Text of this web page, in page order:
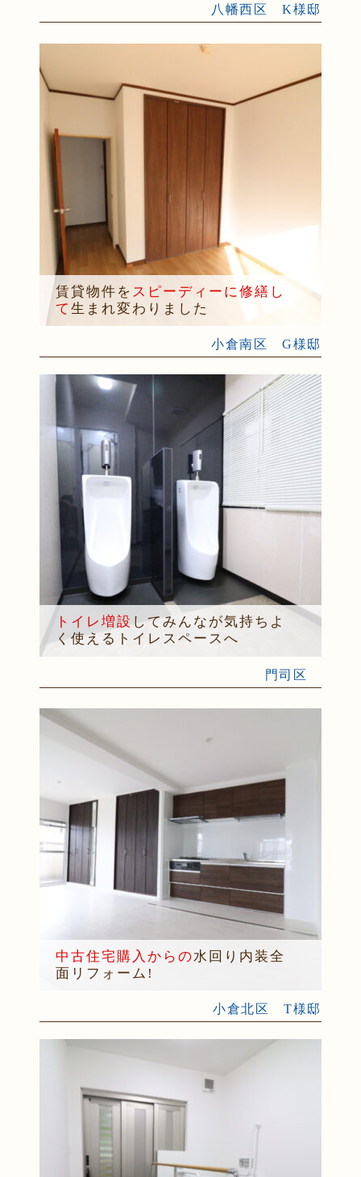
八幡西区 K様邸
賃貸物件を スピーディーに修繕し
て 生まれ変わりました
小倉南区 G様邸
トイレ増設 してみんなが気持ちよ
く使えるトイレスペースへ
門司区
中古住宅購入からの水回り内装全
面リフォーム!
小倉北区 T様邸